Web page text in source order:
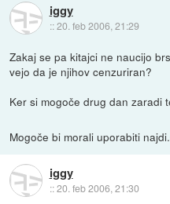
iggy
::20. feb 2006, 21:29
Zakaj se pa kitajci ne naucijo
vejo da je njihov cenzuriran?
Ker si mogoče drug dan zaradi
Mogoče bi morali uporabiti
iggy
::20. feb 2006, 21:30